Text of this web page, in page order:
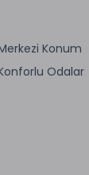
Konum
Odalar